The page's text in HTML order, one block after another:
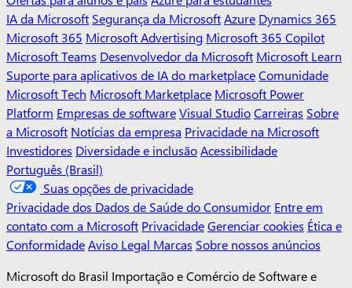
IA da Microsoft Segurança da MicrosoftAzure Dynamics 365
Microsoft 365 Microsoft Advertising Microsoft 365 Copilot
Microsoft Teams Desenvolvedor da Microsoft Microsoft Learn
Suporte para aplicativos de IA do marketplaceComunidade
Microsoft Tech Microsoft Marketplace Microsoft Power
Platform Empresas de softwareVisual StudioCarreiras Sobre
a Microsoft Notícias da empresa Privacidade na Microsoft
Investidores Diversidade e inclusãoAcessibilidade
Português (Brasil)
Suas opções de privacidade
Privacidade dos Dados de Saúde do Consumidor Entre em
contato com a Microsoft PrivacidadeGerenciar cookies Ética e
ConformidadeAviso Legal Marcas Sobre nossos anúncios
Microsoft do Brasil Importação e Comércio de Software e